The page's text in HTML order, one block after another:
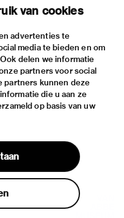
van cookies
advertenties te
media te bieden en om
delen we informatie
partners voor social
partners kunnen deze
die u aan ze
op basis van uw